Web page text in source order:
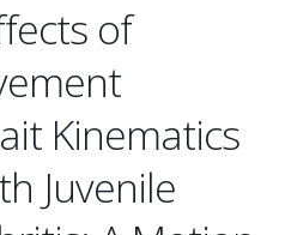
of
Kinematics
Juvenile